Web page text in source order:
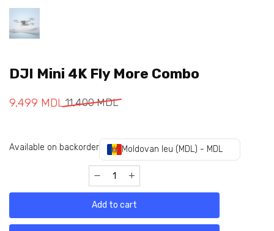
DJI Mini 4K Fly More Combo
11,400MDL
9,499 MDL
Available on backorder Moldovan leu (MDL) - MDL
Add to cart